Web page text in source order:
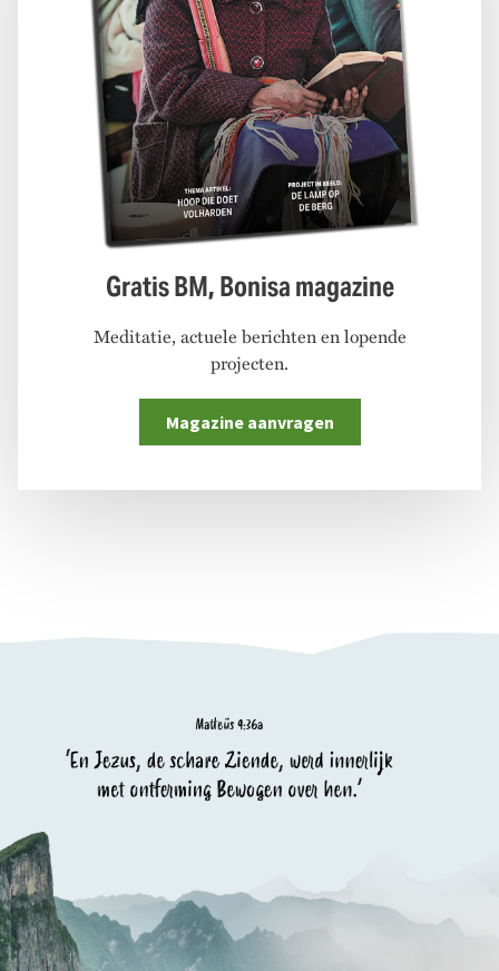
Gratis BM, Bonisa magazine
Meditatie, actuele berichten en lopende
projecten.
Magazine aanvragen